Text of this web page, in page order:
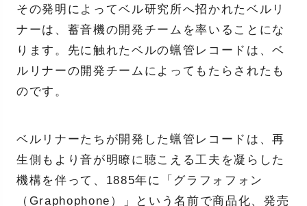
その発明によってベル研究所へ招かれたベルリ
ナーは、蓄音機の開発チームを率いることにな
ります。先に触れたベルの蝋管レコードは、ベ
ルリナーの開発チームによってもたらされたも
のです。
ベルリナーたちが開発した蝋管レコードは、再
生側もより音が明瞭に聴こえる工夫を凝らした
機構を伴って、1885年に「グラフォフォン
（Graphophone）」という名前で商品化、発売